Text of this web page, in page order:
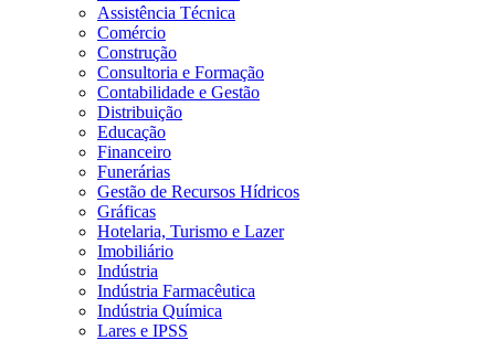
Assistência Técnica
Comércio
Construção
Consultoria e Formação
Contabilidade e Gestão
Distribuição
Educação
Financeiro
Funerárias
Gestão de Recursos Hídricos
Gráficas
Hotelaria, Turismo e Lazer
Imobiliário
Indústria
Indústria Farmacêutica
Indústria Química
Lares e IPSS